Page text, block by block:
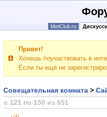
MetClub.ru
Привет!
Хочешь поучаствовать в
Если ты ещё не
Совещательная комната >
с 121 по 150 из 651